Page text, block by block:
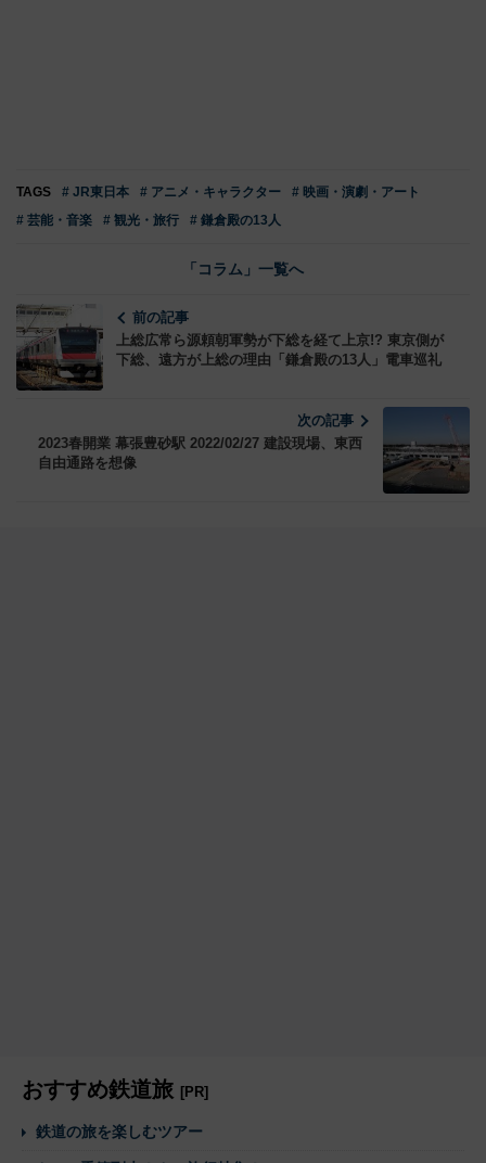
TAGS # JR東日本 # アニメ・キャラクター
# 映画・演劇・アート
# 芸能・音楽
# 観光・旅行 # 鎌倉殿の13人
「コラム」一覧へ
前の記事
上総広常ら源頼朝軍勢が下総を経て上京!? 東京側が
下総、遠方が上総の理由「鎌倉殿の13人」電車巡礼
次の記事
2023春開業 幕張豊砂駅 2022/02/27 建設現場、東西
自由通路を想像
おすすめ鉄道旅 [PR]
鉄道の旅を楽しむツアー